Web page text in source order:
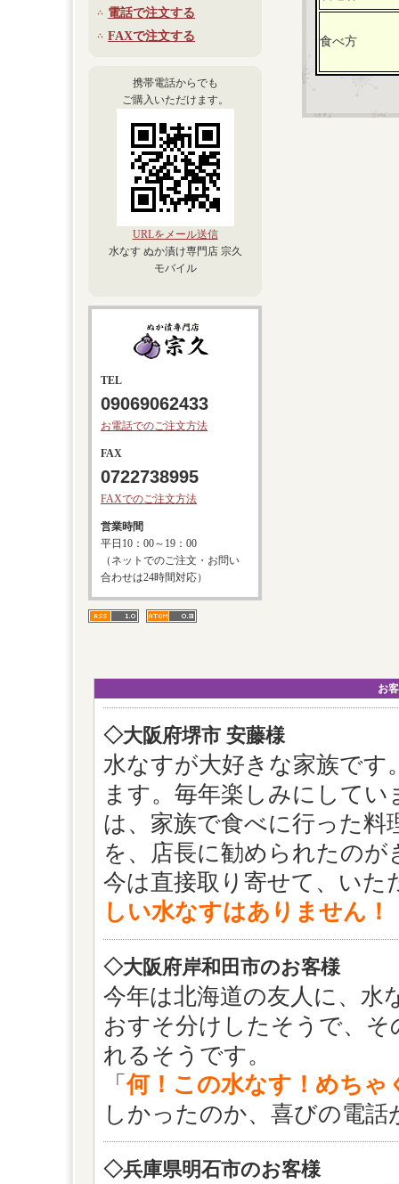
電話で注文する
FAXで注文する
携帯電話からでも
ご購入いただけます。
URLをメール送信
水なす ぬか漬け専門店 宗久
モバイル
TEL
09069062433
お電話でのご注文方法
FAX
0722738995
FAXでのご注文方法
営業時間
平日10：00～19：00
（ネットでのご注文・お問い
合わせは24時間対応）
食べ方
お
◇大阪府堺市 安藤様
水なすが大好きな家族で
ます。毎年楽しみにして
は、家族で食べに行った料
を、店長に勧められたの
今は直接取り寄せて、い
しい水なすはありません！
◇大阪府岸和田市のお客様
今年は北海道の友人に、水
おすそ分けしたそうで、
れるそうです。
「何！この水なす！めちゃ
しかったのか、喜びの電話
◇兵庫県明石市のお客様